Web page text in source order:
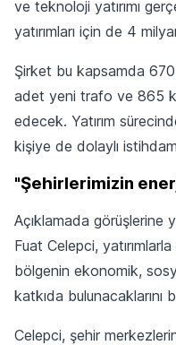
ve teknoloji yatırımı
yatırımları için de 4
Şirket bu kapsamda
adet yeni trafo ve 865
edecek. Yatırım
kişiye de dolaylı
"Şehirlerimizin
Açıklamada görüşlerine
Fuat Celepci,
bölgenin ekonomik,
katkıda bulunacaklarını
Celepci, şehir